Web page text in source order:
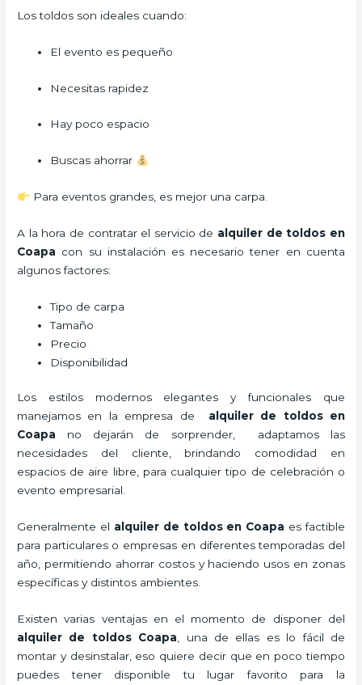
Los toldos son ideales cuando:
El evento es pequeño
Necesitas rapidez
Hay poco espacio
Buscas ahorrar
Para eventos grandes, es mejor una carpa.
A la hora de contratar el servicio de alquiler de toldos en
Coapa con su instalación es necesario tener en cuenta
algunos factores:
Tipo de carpa
Tamaño
Precio
Disponibilidad
Los estilos modernos elegantes y funcionales que
manejamos en la empresa de alquiler de toldos en
Coapa no dejarán de sorprender, adaptamos las
necesidades del cliente, brindando comodidad en
espacios de aire libre, para cualquier tipo de celebración o
evento empresarial.
Generalmente el alquiler de toldos en Coapa es factible
para particulares o empresas en diferentes temporadas del
año, permitiendo ahorrar costos y haciendo usos en zonas
específicas y distintos ambientes.
Existen varias ventajas en el momento de disponer del
alquiler de toldos Coapa , una de ellas es lo fácil de
montar y desinstalar, eso quiere decir que en poco tiempo
puedes tener disponible tu lugar favorito para la